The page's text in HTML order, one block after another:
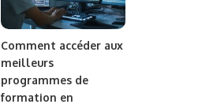
Comment accéder aux
meilleurs
programmes de
formation en